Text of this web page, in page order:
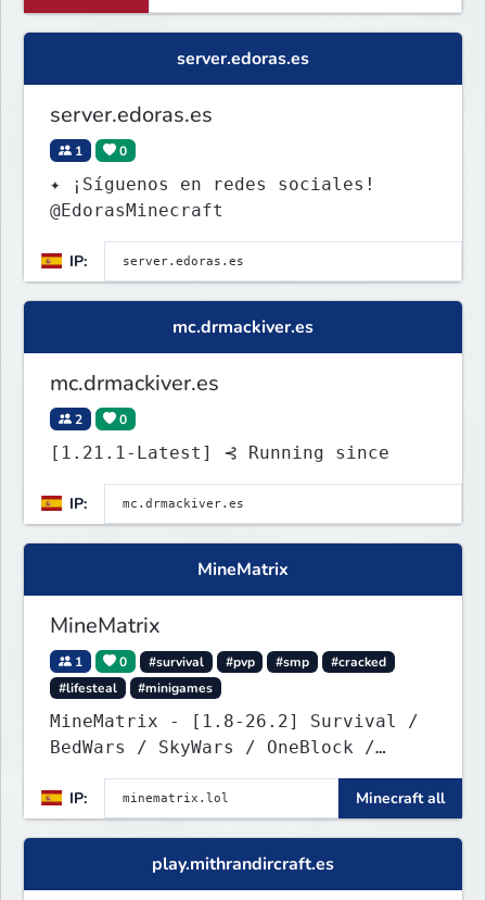
server.edoras.es
server.edoras.es
1 0
✦ ¡Síguenos en redes sociales!
@EdorasMinecraft
IP:
mc.drmackiver.es
mc.drmackiver.es
2 0
[1.21.1-Latest] ⊰ Running since
IP:
MineMatrix
MineMatrix
1 0 #survival #pvp #smp
#cracked
#lifesteal
#minigames
MineMatrix - [1.8-26.2] Survival /
BedWars / SkyWars / OneBlock /
SkyBlock
IP:
Minecraft all
play.mithrandircraft.es